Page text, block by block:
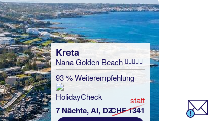
Kreta
Nana Golden Beach
93 % Weiterempfehlung
7 Nächte, AI, DZ
statt
CHF 1341